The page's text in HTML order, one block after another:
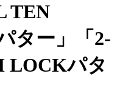
TEN
ター」「2-
LOCKパタ